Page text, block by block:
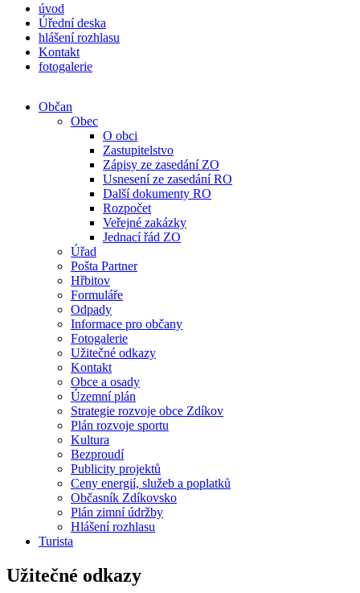
úvod
Úřední deska
hlášení rozhlasu
Kontakt
fotogalerie
Občan
Obec
O obci
Zastupitelstvo
Zápisy ze zasedání ZO
Usnesení ze zasedání RO
Další dokumenty RO
Rozpočet
Veřejné zakázky
Jednací řád ZO
Úřad
Pošta Partner
Hřbitov
Formuláře
Odpady
Informace pro občany
Fotogalerie
Užitečné odkazy
Kontakt
Obce a osady
Územní plán
Strategie rozvoje obce Zdíkov
Plán rozvoje sportu
Kultura
Bezproudí
Publicity projektů
Ceny energií, služeb a poplatků
Občasník Zdíkovsko
Plán zimní údržby
Hlášení rozhlasu
Turista
Užitečné odkazy